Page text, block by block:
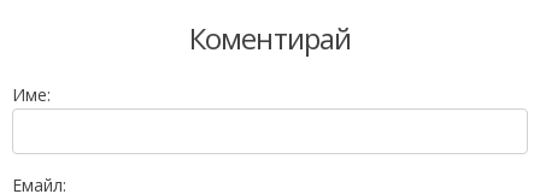
Коментирай
Име:
Емайл: